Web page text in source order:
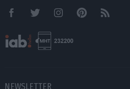
FacebookTwitter InstagramPinterestRSS feeds
NEWSLETTER